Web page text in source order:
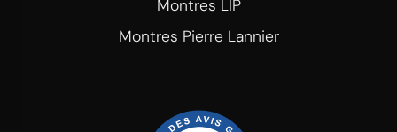
Montres LIP
Montres Pierre Lannier